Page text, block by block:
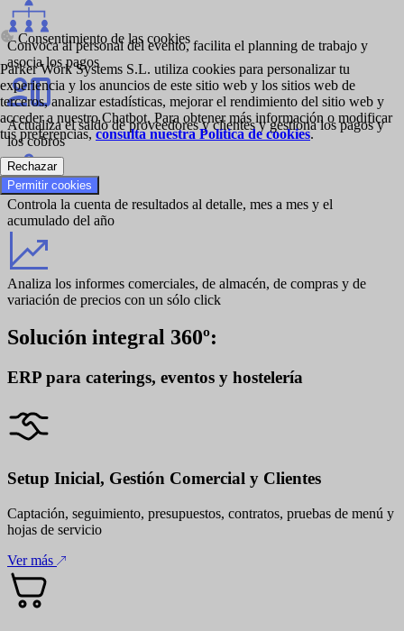
Convoca al personal del evento, facilita el planning de trabajo y
asocia los pagos
Actualiza el saldo de proveedores y clientes y gestiona los pagos y
los cobros
Controla la cuenta de resultados al detalle, mes a mes y el
acumulado del año
Analiza los informes comerciales, de almacén, de compras y de
variación de precios con un sólo click
Solución integral 360º:
ERP para caterings, eventos y hostelería
Setup Inicial, Gestión Comercial y Clientes
Captación, seguimiento, presupuestos, contratos, pruebas de menú y
hojas de servicio
Ver más
Consentimiento de las cookies
Parker Work Systems S.L. utiliza cookies para personalizar tu
experiencia y los anuncios de este sitio web y los sitios web de
terceros, analizar estadísticas, mejorar el rendimiento del sitio web y
acceder a nuestro Chatbot. Para obtener más información o modificar
tus preferencias,consulta nuestra Política de cookies.
Rechazar
Permitir cookies